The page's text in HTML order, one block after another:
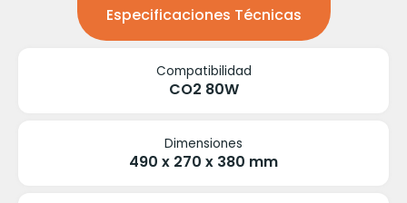
Especificaciones Técnicas
Compatibilidad
CO2 80W
Dimensiones
490 x 270 x 380 mm